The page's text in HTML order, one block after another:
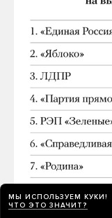
МЫ ИСПОЛЬЗУЕМ КУКИ!
ЧТО ЭТО ЗНАЧИТ?